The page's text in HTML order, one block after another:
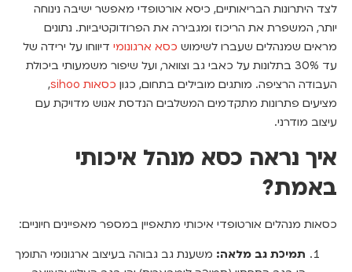
לצד היתרונות הבריאותיים, כיסא אורטופדי מאפשר ישיבה נינוחה
יותר, המשפרת את הריכוז ומגבירה את הפרודוקטיביות. נתונים
מראים שמנהלים שעברו לשימוש כסא ארגונומידיווחו על ירידה של
עד 30% בתלונות על כאבי גב וצוואר, ועל שיפור משמעותי ביכולת
העבודה הרציפה. מותגים מובילים בתחום, כגון כסאות sihoo
,
מציעים פתרונות מתקדמים המשלבים הנדסת אנוש מדויקת עם
עיצוב מודרני.
איך נראה כסא מנהל איכותי
באמת?
כסאות מנהלים אורטופדי איכותי מתאפיין במספר מאפיינים חיוניים:
תמיכת גב מלאה: משענת גב גבוהה בעיצוב ארגונומי התומך